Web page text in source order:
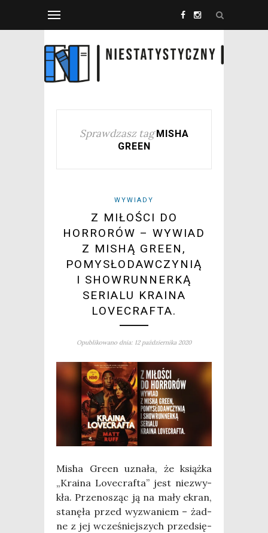
Sprawdzasz tag MISHA
GREEN
WYWIADY
Z MIŁOŚCI DO
HORRORÓW – WYWIAD
Z MISHĄ GREEN,
POMYSŁODAWCZYNIĄ
I SHOWRUNNERKĄ
SERIALU KRAINA
LOVECRAFTA.
Opublikowano dnia: 12 października 2020
Misha Gre­en uzna­ła, że książ­ka
„Kra­ina Love­cra­fta” jest nie­zwy­
kła. Prze­no­sząc ją na mały ekran,
sta­nę­ła przed wyzwa­niem – żad­
ne z jej wcze­śniej­szych przed­się­